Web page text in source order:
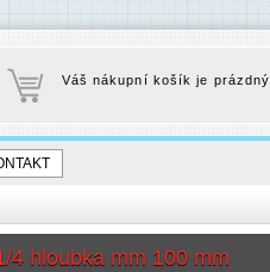
4 hloubka mm 100 mm
Váš nákupní košík je prázdný